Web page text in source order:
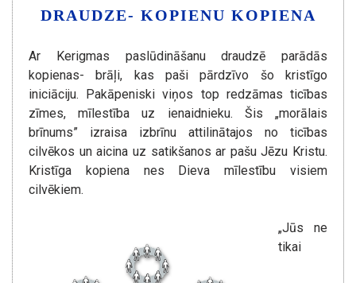
DRAUDZE- KOPIENU KOPIENA
Ar Kerigmas paslūdināšanu draudzē parādās
kopienas- brāļi, kas paši pārdzīvo šo kristīgo
iniciāciju. Pakāpeniski viņos top redzāmas ticības
zīmes, mīlestība uz ienaidnieku. Šis „morālais
brīnums” izraisa izbrīnu attilinātajos no ticības
cilvēkos un aicina uz satikšanos ar pašu Jēzu Kristu.
Kristīga kopiena nes Dieva mīlestību visiem
cilvēkiem.
„Jūs ne
tikai